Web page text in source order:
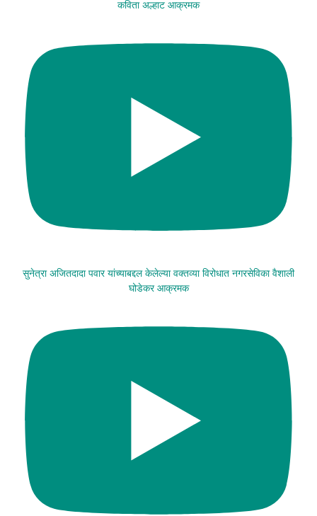
कविता अल्हाट आक्रमक
सुनेत्रा अजितदादा पवार यांच्याबद्दल केलेल्या वक्तव्या विरोधात नगरसेविका वैशाली
घोडेकर आक्रमक